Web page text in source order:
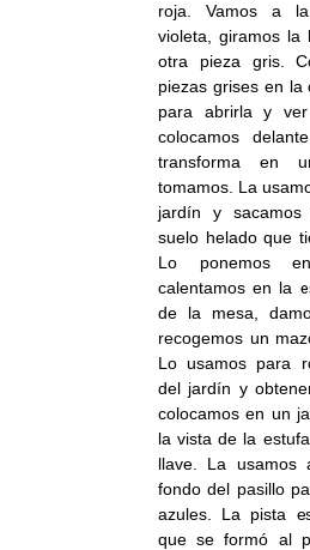
roja. Vamos a
violeta, giramos la
otra pieza gris.
piezas grises en la
para abrirla y
colocamos
transforma en
tomamos. La
jardín y
suelo helado que
Lo ponemos
calentamos en la
de la mesa,
recogemos un
Lo usamos para
del jardín y
colocamos en un
la vista de la
llave. La
fondo del pasillo
azules. La pista
que se formó al